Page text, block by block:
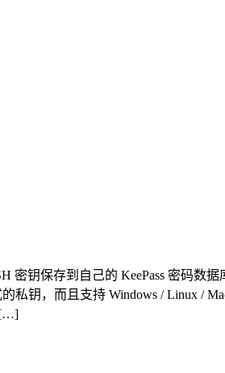
钥保存到自己的 KeePass 密码数
私钥，而且支持 Windows / Linux /
[…]